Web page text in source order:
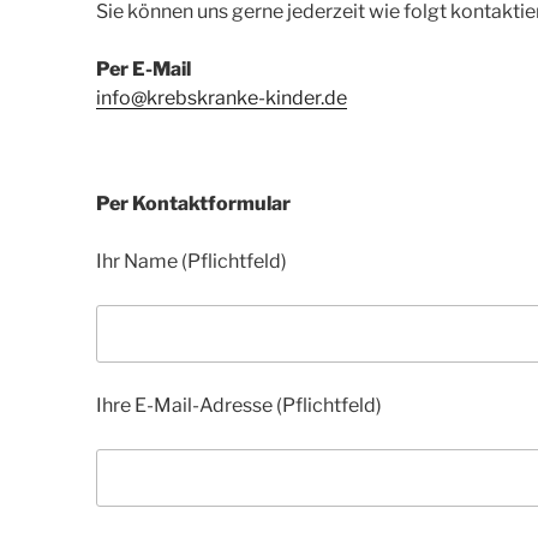
Sie können uns gerne jederzeit wie folgt
Per E-Mail
info@krebskranke-kinder.de
Per Kontaktformular
Ihr Name (Pflichtfeld)
Ihre E-Mail-Adresse (Pflichtfeld)